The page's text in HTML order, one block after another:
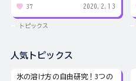
37 2020.2.13
トピックス
人気トピックス
氷の溶け方の自由研究！3つの